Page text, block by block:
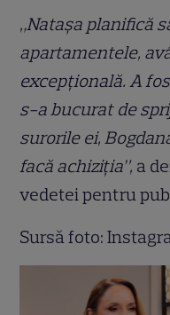
„Natașa planifică
apartamentele,
excepțională. A
s-a bucurat de
surorile ei,
facă achiziția”, a
vedetei pentru
Sursă foto: